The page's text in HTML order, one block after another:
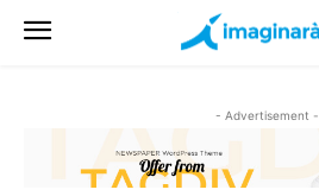
- Advertisement -